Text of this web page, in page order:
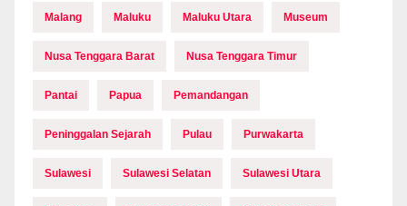
Malang Maluku Maluku Utara Museum
Nusa Tenggara Barat Nusa Tenggara Timur
Pantai Papua Pemandangan
Peninggalan Sejarah Pulau Purwakarta
Sulawesi Sulawesi Selatan Sulawesi Utara